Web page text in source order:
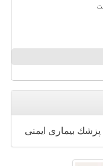
پزشك بیماری ایمنی